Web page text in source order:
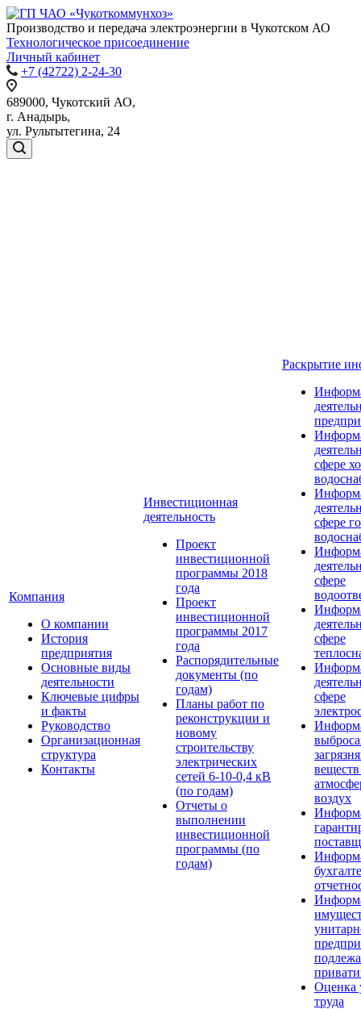
Производство и передача электроэнергии в Чукотском АО
Технологическое присоединение
Личный кабинет
+7 (42722) 2-24-30
689000, Чукотский АО,
г. Анадырь,
ул. Рультытегина, 24
Компания
О компании
История
предприятия
Основные виды
деятельности
Ключевые цифры
и факты
Руководство
Организационная
структура
Контакты
Инвестиционная
деятельность
Проект
инвестиционной
программы 2018
года
Проект
инвестиционной
программы 2017
года
Распорядительные
документы (по
годам)
Планы работ по
реконструкции и
новому
строительству
электрических
сетей 6-10-0,4 кВ
(по годам)
Отчеты о
выполнении
инвестиционной
программы (по
годам)
Раскрытие
сфере
сфере
сфере
сфере
сфере
воздух
Оценка
труда